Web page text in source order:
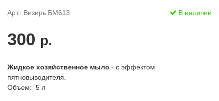
Арт.: Визирь БМ613 В наличии
300 р.
Жидкое хозяйственное мыло - с эффектом
пятновыводителя.
Объем: 5 л